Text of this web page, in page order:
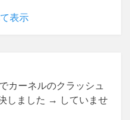
表示
カーネルのクラッシュ
しました → していませ